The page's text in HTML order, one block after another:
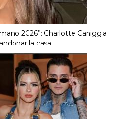
2026”: Charlotte Caniggia
la casa